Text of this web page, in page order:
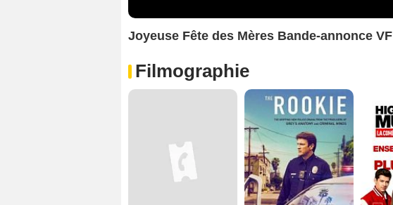
Joyeuse Fête des Mères Bande-annonce VF
Filmographie